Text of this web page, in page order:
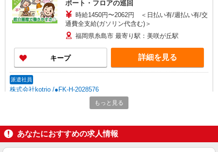
ポート・フロアの巡回
時給1450円〜2062円 ＜日払い有/週払い有/交
通費全支給(ガソリン代含む)＞
福岡県糸島市 最寄り駅：美咲が丘駅
キープ 詳細を見る
派遣社員
株式会社kotrio /●FK-H-2028576
≪糸島市≫日勤のみ＆残業ナシ！お迎えに間に
合うデイサービス
通費全支給(ガソリン代含む)＞
福岡県糸島市 最寄り駅：美咲が丘駅
もっと見る
あなたにおすすめの求人情報